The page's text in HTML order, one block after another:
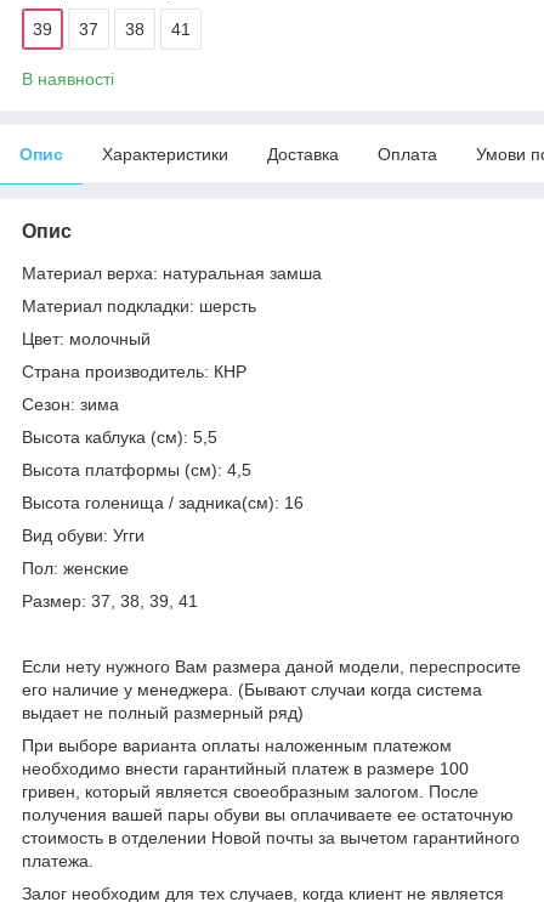
39 37 38 41
В наявності
Опис Характеристики Доставка Оплата Умови
Опис
Материал верха: натуральная замша
Материал подкладки: шерсть
Цвет: молочный
Страна производитель: КНР
Сезон: зима
Высота каблука (см): 5,5
Высота платформы (см): 4,5
Высота голенища / задника(см): 16
Вид обуви: Угги
Пол: женские
Размер: 37, 38, 39, 41
Если нету нужного Вам размера даной модели, переспросите
его наличие у менеджера. (Бывают случаи когда система
выдает не полный размерный ряд)
При выборе варианта оплаты наложенным платежом
необходимо внести гарантийный платеж в размере 100
гривен, который является своеобразным залогом. После
получения вашей пары обуви вы оплачиваете ее остаточную
стоимость в отделении Новой почты за вычетом гарантийного
платежа.
Залог необходим для тех случаев, когда клиент не является